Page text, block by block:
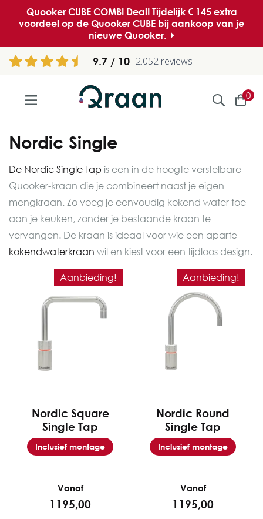
Quooker CUBE COMBI Deal! Tijdelijk € 145 extra
voordeel op de Quooker CUBE bij aankoop van je
nieuwe Quooker.
9.7 2.052 reviews
0
Nordic Single
De Nordic Single Tap is een in de hoogte verstelbare
Quooker-kraan die je combineert naast je eigen
mengkraan. Zo voeg je eenvoudig kokend water toe
aan je keuken, zonder je bestaande kraan te
vervangen. De kraan is ideaal voor wie een aparte
kokendwaterkraan wil en kiest voor een tijdloos design.​
Aanbieding!
Nordic Square
Single Tap
Inclusief montage
Vanaf
1195,00
Aanbieding!
Nordic Round
Single Tap
Inclusief montage
Vanaf
1195,00